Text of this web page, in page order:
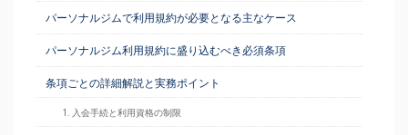
パーソナルジムで利用規約が必要となる主なケース
パーソナルジム利用規約に盛り込むべき必須条項
条項ごとの詳細解説と実務ポイント
1. 入会手続と利用資格の制限